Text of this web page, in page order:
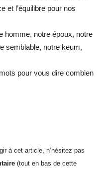
et l’équilibre pour nos
homme, notre époux, notre
semblable, notre keum,
pour vous dire combien
à cet article, n’hésitez pas
(tout en bas de cette